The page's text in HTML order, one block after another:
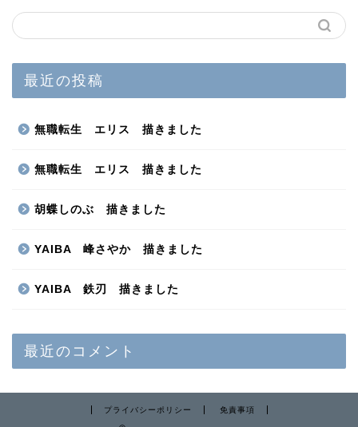
最近の投稿
無職転生 エリス 描きました
無職転生 エリス 描きました
胡蝶しのぶ 描きました
YAIBA 峰さやか 描きました
YAIBA 鉄刃 描きました
最近のコメント
プライバシーポリシー 免責事項